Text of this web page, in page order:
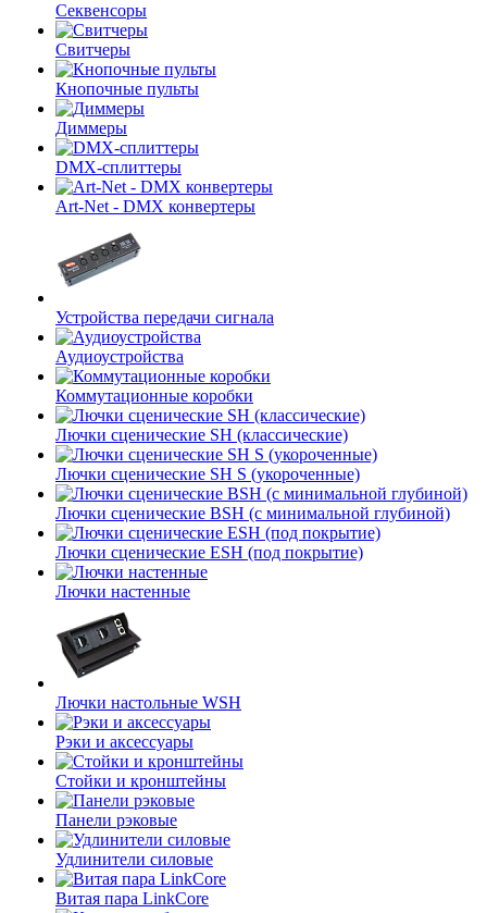
Секвенсоры
Свитчеры
Кнопочные пульты
Диммеры
DMX-сплиттеры
Art-Net - DMX конвертеры
Устройства передачи сигнала
Аудиоустройства
Коммутационные коробки
Лючки сценические SH (классические)
Лючки сценические SH S (укороченные)
Лючки сценические BSH (с минимальной глубиной)
Лючки сценические ESH (под покрытие)
Лючки настенные
Лючки настольные WSH
Рэки и аксессуары
Стойки и кронштейны
Панели рэковые
Удлинители силовые
Витая пара LinkCore